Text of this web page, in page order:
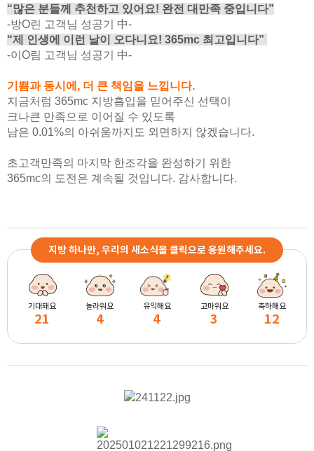
“많은 분들께 추천하고 있어요! 완전 대만족 중입니다”
-방O린 고객님 성공기 中-
“제 인생에 이런 날이 오다니요! 365mc 최고입니다”
-이O림 고객님 성공기 中-
기쁨과 동시에, 더 큰 책임을 느낍니다.
지금처럼 365mc 지방흡입을 믿어주신 선택이
크나큰 만족으로 이어질 수 있도록
남은 0.01%의 아쉬움까지도 외면하지 않겠습니다.
초고객만족의 마지막 한조각을 완성하기 위한
365mc의 도전은 계속될 것입니다. 감사합니다.
지방 하나만, 우리의 새소식을 클릭으로 응원해주세요.
기대돼요
21
놀라워요
4
유익해요
4
고마워요
3
축하해요
12